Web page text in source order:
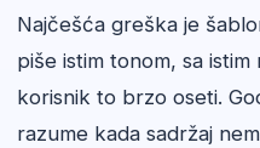
Najčešća greška je
piše istim tonom, sa
korisnik to brzo oseti.
razume kada sadržaj